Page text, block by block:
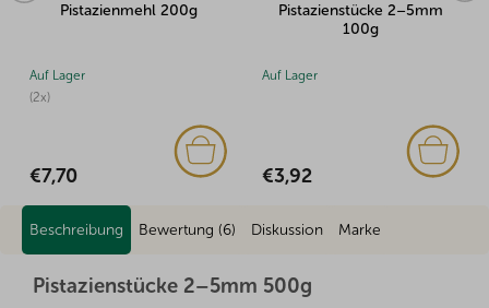
Pistazienstücke 2–5mm
Auf Lager
€3,92
Pistazien geschält und
blanchiert 100g
Auf Lager
€6,03
Beschreibung Bewertung (6) Diskussion Marke
Pistazienstücke 2–5mm 500g